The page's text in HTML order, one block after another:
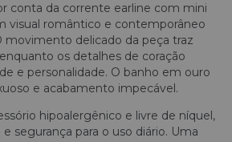
conta da corrente earline com mini
visual romântico e contemporâneo
delicado da peça traz
os detalhes de coração
e personalidade. O banho em ouro
e acabamento impecável.
hipoalergênico e livre de níquel,
segurança para o uso diário. Uma